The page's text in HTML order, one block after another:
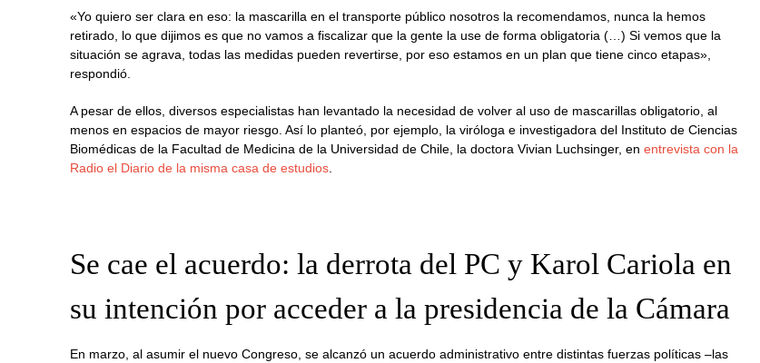
«Yo quiero ser clara en eso: la mascarilla en el transporte público nosotros la recomendamos, nunca la hemos
retirado, lo que dijimos es que no vamos a fiscalizar que la gente la use de forma obligatoria (…) Si vemos que la
situación se agrava, todas las medidas pueden revertirse, por eso estamos en un plan que tiene cinco etapas»,
respondió.
A pesar de ellos, diversos especialistas han levantado la necesidad de volver al uso de mascarillas obligatorio, al
menos en espacios de mayor riesgo. Así lo planteó, por ejemplo, la viróloga e investigadora del Instituto de Ciencias
Biomédicas de la Facultad de Medicina de la Universidad de Chile, la doctora Vivian Luchsinger, enentrevista con la
Radio el Diario de la misma casa de estudios.
Se cae el acuerdo: la derrota del PC y Karol Cariola en
su intención por acceder a la presidencia de la Cámara
En marzo, al asumir el nuevo Congreso, se alcanzó un acuerdo administrativo entre distintas fuerzas políticas –las